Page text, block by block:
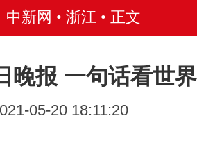
中新网 • 浙江 • 正文
晚报 一句话看世界
05-20 18:11:20